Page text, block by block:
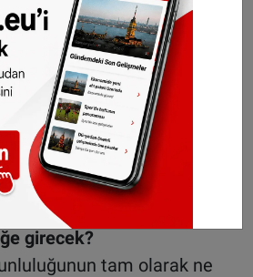
esnafa ek maliyet getireceği
Her ne kadar bazı ödeme
seçenekler sunsa da,
hazır değil.
kaçan bir gerçek ise nakit
taşıma, yatırma ve güvenlik
yükü oluşması.
girecek?
tam olarak ne